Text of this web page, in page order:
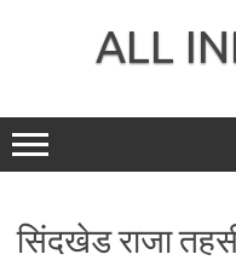
ALL
सिंदखेड राजा